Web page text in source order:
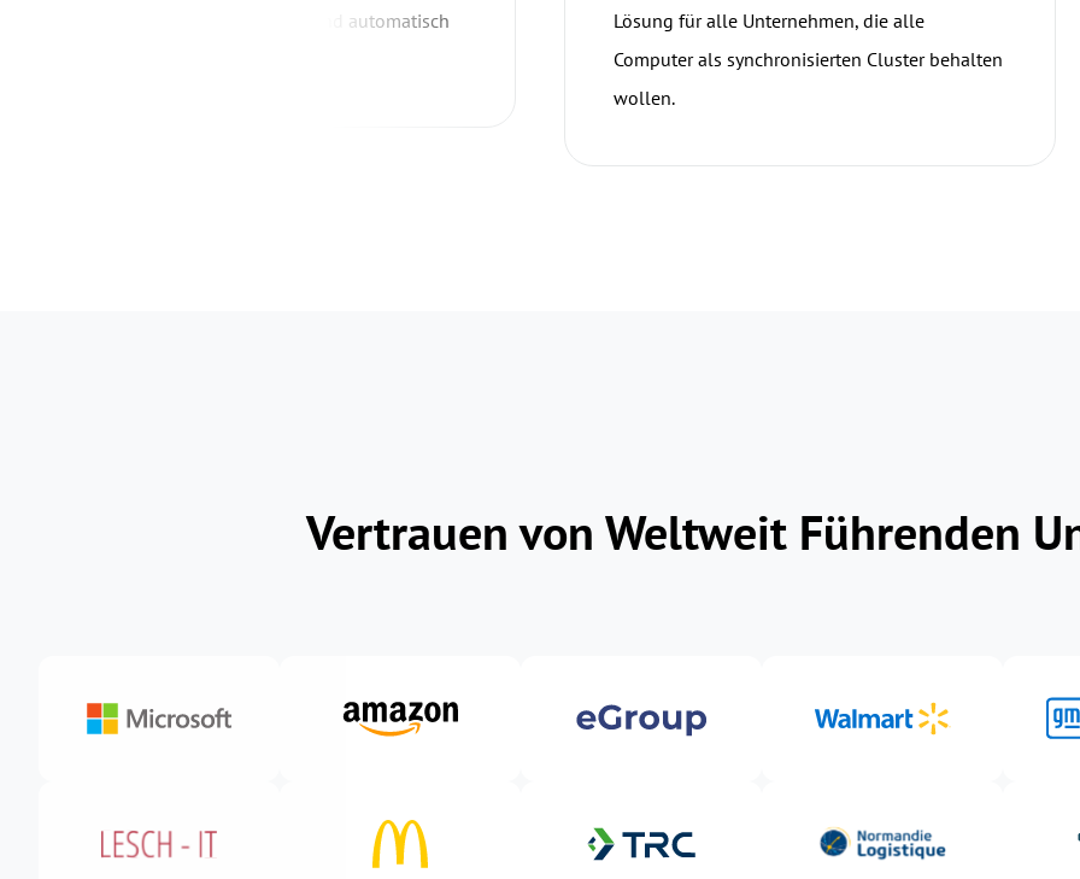
Datenpflegearbeiten einfach und automatisch
Lösung für alle Unternehmen, die alle
Computer als synchronisierten Cluster behalten
wollen.
Vertrauen von Weltweit Führenden